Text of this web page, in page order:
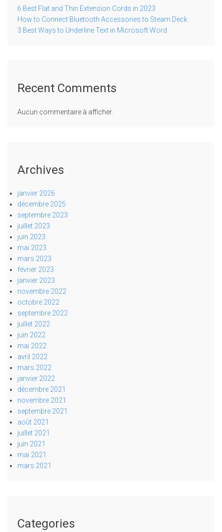
6 Best Flat and Thin Extension Cords in 2023
How to Connect Bluetooth Accessories to Steam Deck
3 Best Ways to Underline Text in Microsoft Word
Recent Comments
Aucun commentaire à afficher.
Archives
janvier 2026
décembre 2025
septembre 2023
juillet 2023
juin 2023
mai 2023
mars 2023
février 2023
janvier 2023
novembre 2022
octobre 2022
septembre 2022
juillet 2022
juin 2022
mai 2022
avril 2022
mars 2022
janvier 2022
décembre 2021
novembre 2021
septembre 2021
août 2021
juillet 2021
juin 2021
mai 2021
mars 2021
Categories